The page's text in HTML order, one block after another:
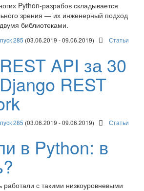
Python-разрабов складывается
зрения — их инженерный подход
библиотеками.
285 (03.06.2019 - 09.06.2019) Статьи
API за 30
REST
285 (03.06.2019 - 09.06.2019) Статьи
в Python: в
работали с такими низкоуровневыми